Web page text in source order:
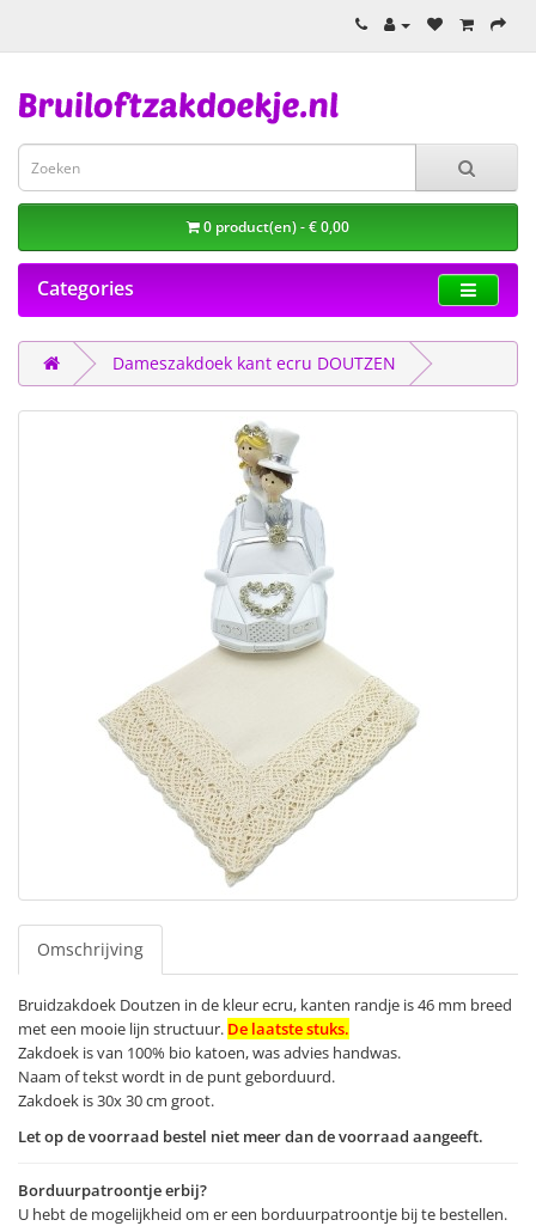
0 product(en) - € 0,00
Categories
Dameszakdoek kant ecru DOUTZEN
Omschrijving
Bruidzakdoek Doutzen in de kleur ecru, kanten randje is 46 mm breed
met een mooie lijn structuur. De laatste stuks.
Zakdoek is van 100% bio katoen, was advies handwas.
Naam of tekst wordt in de punt geborduurd.
Zakdoek is 30x 30 cm groot.
Let op de voorraad bestel niet meer dan de voorraad aangeeft.
Borduurpatroontje erbij?
U hebt de mogelijkheid om er een borduurpatroontje bij te bestellen.